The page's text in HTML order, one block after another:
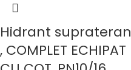
Hidrant suprateran
, COMPLET ECHIPAT